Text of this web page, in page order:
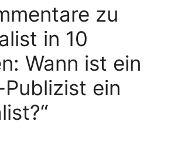
zu
in 10
Wann ist ein
ein